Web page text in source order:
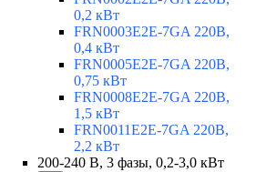
0,2 кВт
FRN0003E2E-7GA 220В,
0,4 кВт
FRN0005E2E-7GA 220В,
0,75 кВт
FRN0008E2E-7GA 220В,
1,5 кВт
FRN0011E2E-7GA 220В,
2,2 кВт
200-240 В, 3 фазы, 0,2-3,0 кВт